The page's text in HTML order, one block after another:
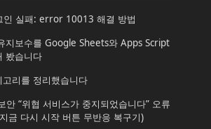
인 실패: error 10013 해결 방법
지보수를 Google Sheets와 Apps Script
봤습니다
고리를 정리했습니다
안 “위협 서비스가 중지되었습니다” 오류
금 다시 시작 버튼 무반응 복구기)